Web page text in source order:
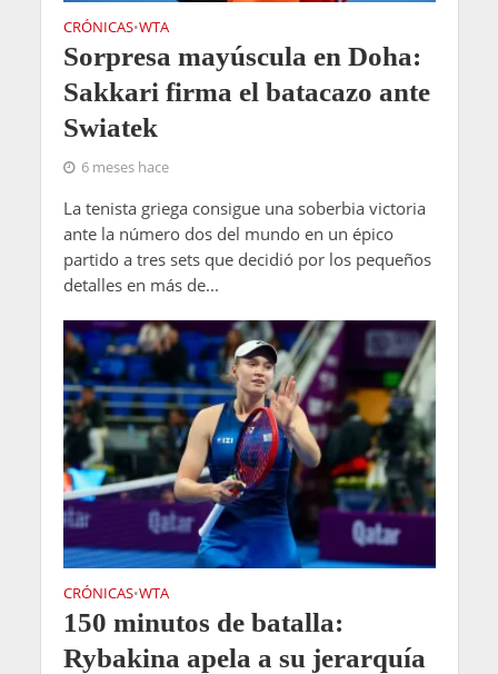
CRÓNICAS•WTA
Sorpresa mayúscula en Doha:
Sakkari firma el batacazo ante
Swiatek
6 meses hace
La tenista griega consigue una soberbia victoria
ante la número dos del mundo en un épico
partido a tres sets que decidió por los pequeños
detalles en más de...
CRÓNICAS•WTA
150 minutos de batalla:
Rybakina apela a su jerarquía